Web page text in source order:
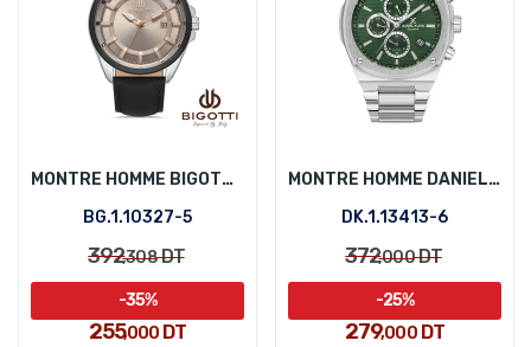
MONTRE HOMME BIGOTTI BG.1.10327-5
BG.1.10327-5
392,308DT
255,000 DT
-35%
MONTRE HOMME DANIEL KLEIN DK.1.13413-6
DK.1.13413-6
372,000DT
279,000DT
-25%